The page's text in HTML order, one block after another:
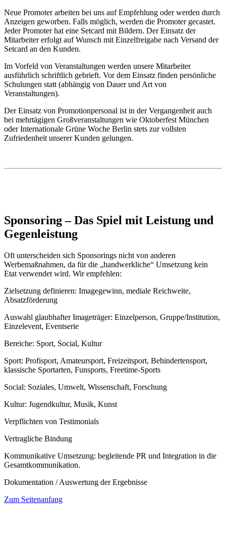
Neue Promoter arbeiten bei uns auf Empfehlung oder werden durch
Anzeigen geworben. Falls möglich, werden die Promoter gecastet.
Jeder Promoter hat eine Setcard mit Bildern. Der Einsatz der
Mitarbeiter erfolgt auf Wunsch mit Einzelfreigabe nach Versand der
Setcard an den Kunden.
Im Vorfeld von Veranstaltungen werden unsere Mitarbeiter
ausführlich schriftlich gebrieft. Vor dem Einsatz finden persönliche
Schulungen statt (abhängig von Dauer und Art von
Veranstaltungen).
Der Einsatz von Promotionpersonal ist in der Vergangenheit auch
bei mehrtägigen Großveranstaltungen wie Oktoberfest München
oder Internationale Grüne Woche Berlin stets zur vollsten
Zufriedenheit unserer Kunden gelungen.
Sponsoring – Das Spiel mit Leistung und
Gegenleistung
Oft unterscheiden sich Sponsorings nicht von anderen
Werbemaßnahmen, da für die „handwerkliche“ Umsetzung kein
Etat verwendet wird. Wir empfehlen:
Zielsetzung definieren: Imagegewinn, mediale Reichweite,
Absatzförderung
Auswahl glaubhafter Imageträger: Einzelperson, Gruppe/Institution,
Einzelevent, Eventserie
Bereiche: Sport, Social, Kultur
Sport: Profisport, Amateursport, Freizeitsport, Behindertensport,
klassische Sportarten, Funsports, Freetime-Sports
Social: Soziales, Umwelt, Wissenschaft, Forschung
Kultur: Jugendkultur, Musik, Kunst
Verpflichten von Testimonials
Vertragliche Bindung
Kommunikative Umsetzung: begleitende PR und Integration in die
Gesamtkommunikation.
Dokumentation / Auswertung der Ergebnisse
Zum Seitenanfang